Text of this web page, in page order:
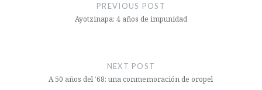
PREVIOUS POST
Ayotzinapa: 4 años de impunidad
NEXT POST
A 50 años del ’68: una conmemoración de oropel